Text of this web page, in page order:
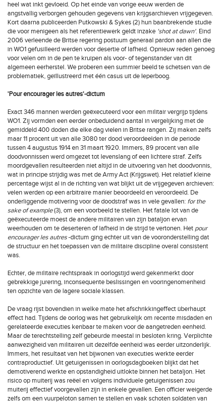
heel wat inkt gevloeid. Op het einde van vorige eeuw werden de
angstvallig verborgen gehouden gegevens van krijgsarchieven vrijgegeven.
Kort daarna publiceerden Putkowski & Sykes (2) hun baanbrekende studie
die voor menigeen als het referentiewerk geldt inzake 'shot at dawn'. Eind
2006 verleende de Britse regering postuum generaal pardon aan allen die
in WO1 gefusilleerd werden voor desertie of lafheid. Opnieuw reden genoeg
voor velen om in de pen te kruipen als voor- of tegenstander van dit
algemeen eerherstel. We proberen een summier beeld te schetsen van de
problematiek, geïllustreerd met één casus uit de Ieperboog.
'Pour encourager les autres'-dictum
Exact 346 mannen werden geëxecuteerd voor een militair vergrijp tijdens
WO1. Zij vormden een eerder onbeduidend aantal in vergelijking met de
gemiddeld 400 doden die elke dag vielen in Britse rangen. Zij maken zelfs
maar 11 procent uit van alle 3080 ter dood veroordeelden in de periode
tussen 4 augustus 1914 en 31 maart 1920. Immers, 89 procent van alle
doodvonnissen werd omgezet tot levenslang of een lichtere straf. Zelfs
moordgevallen resulteerden niet altijd in de uitvoering van het doodvonnis,
wat in principe strijdig was met de Army Act (Krijgswet). Het relatief kleine
percentage wijst al in de richting van wat blijkt uit de vrijgegeven archieven:
velen werden op een arbitraire manier beoordeeld en veroordeeld. De
onderliggende motivering voor de doodstraf was in vele gevallen: for the
sake of example(3), om een voorbeeld te stellen. Het fatale lot van de
geëxecuteerde moest de andere militairen van zijn bataljon ervan
weerhouden om te deserteren of lafheid in de strijd te vertonen. Het pour
encourager les autres-dictum ging echter uit van de vooronderstelling dat
de structuur en het toepassen van de militaire discipline overal consistent
was.
Echter, de militaire rechtspraak in oorlogstijd werd gekenmerkt door
gebrekkige jurering, inconsequente beslissingen en vooringenomenheid
ten opzichte van de lagere sociale klassen.
De vraag rijst bovendien in welke mate het afschrikkingeffect überhaupt
effect had. Tijdens de oorlog was het gebruikelijk om recente misdaden en
gerelateerde executies kenbaar te maken voor de aangetreden eenheid.
Maar de terechtstelling zelf gebeurde meestal in besloten kring. Verplichte
aanwezigheid van militairen uit dezelfde eenheid was eerder uitzonderlijk.
Immers, het resultaat van het bijwonen van executies werkte eerder
contraproductief. Uit getuigenissen in oorlogsdagboeken blijkt dat het
demotiverend werkte en opstandigheid uitlokte binnen het bataljon. Het
risico op muiterij was reëel en volgens individuele getuigenissen zou
muiterij effectief voorgevallen zijn in enkele gevallen. Een officier weigerde
zelfs om een vuurpeloton samen te stellen en vaak schoten soldaten van